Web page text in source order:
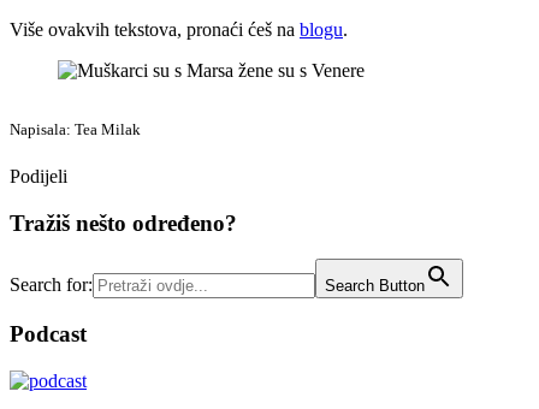
Više ovakvih tekstova, pronaći ćeš na blogu.
Napisala: Tea Milak
Podijeli
Tražiš nešto određeno?
Search for: Search Button
Podcast